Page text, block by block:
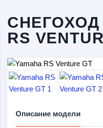
СНЕГОХОД
RS
Описание модели